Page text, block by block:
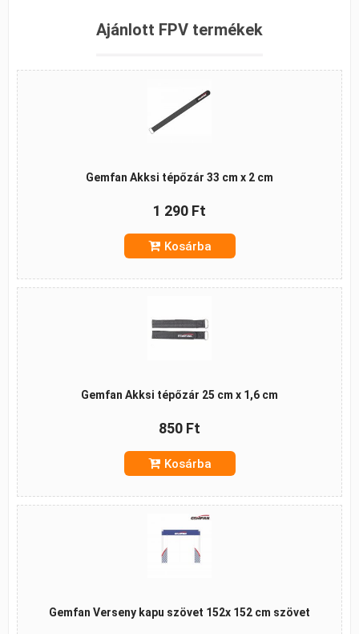
Ajánlott FPV termékek
Gemfan Akksi tépőzár 33 cm x 2 cm
1 290 Ft
Kosárba
Gemfan Akksi tépőzár 25 cm x 1,6 cm
850 Ft
Kosárba
Gemfan Verseny kapu szövet 152x 152 cm szövet